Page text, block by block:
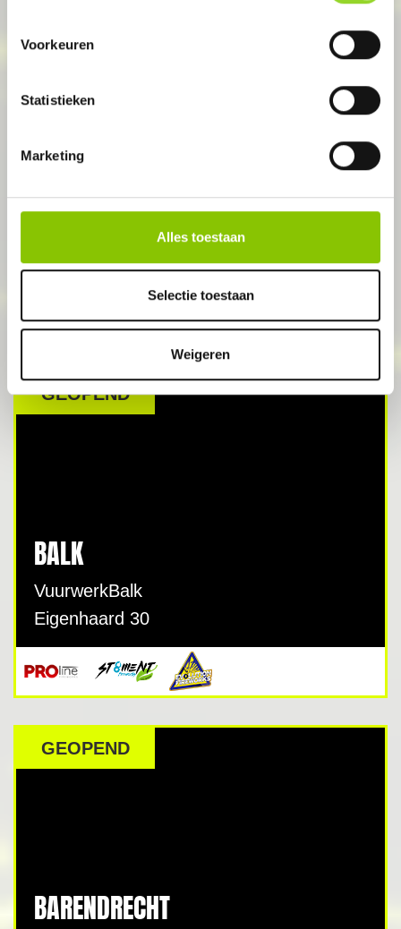
Voorkeuren
Statistieken
Marketing
Alles toestaan
Selectie toestaan
Weigeren
GEOPEND
BADHOEVEDORP
Van Beem IJzerwaren
Badhoevelaan 119
GEOPEND
BALK
VuurwerkBalk
Eigenhaard 30
GEOPEND
BARENDRECHT